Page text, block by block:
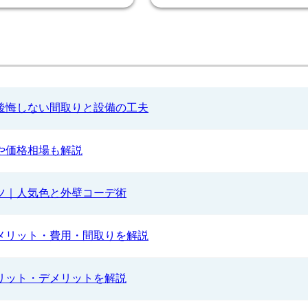
しない間取りと設備の工夫
価格相場も解説
｜人気色と外壁コーデ術
リット・費用・間取りを解説
ット・デメリットを解説